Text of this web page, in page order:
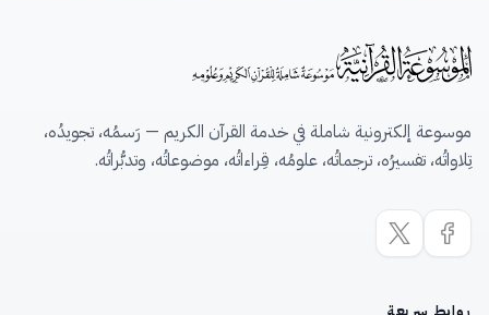
موسوعة إلكترونية شاملة في خدمة القرآن الكريم — رَسمُه، تجويدُه،
تِلاواتُه، تفسيرُه، ترجماتُه، علومُه، قِراءاتُه، موضوعاتُه، وتدبُّراتُه.